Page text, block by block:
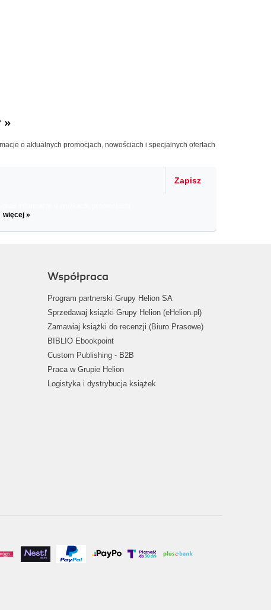
»
o aktualnych promocjach, nowościach i specjalnych ofertach
Zapisz
więcej »
Współpraca
Program partnerski Grupy Helion SA
Sprzedawaj książki Grupy Helion (eHelion.pl)
Zamawiaj książki do recenzji (Biuro Prasowe)
BIBLIO Ebookpoint
Custom Publishing - B2B
Praca w Grupie Helion
Logistyka i dystrybucja książek